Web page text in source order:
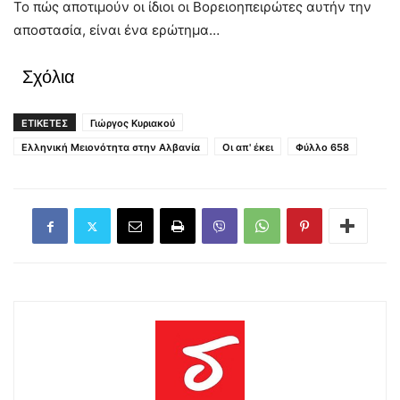
Το πώς αποτιμούν οι ίδιοι οι Βορειοηπειρώτες αυτήν την
αποστασία, είναι ένα ερώτημα…
Σχόλια
ΕΤΙΚΕΤΕΣ
Γιώργος Κυριακού
Ελληνική Μειονότητα στην Αλβανία
Οι απ' έκει Φύλλο 658